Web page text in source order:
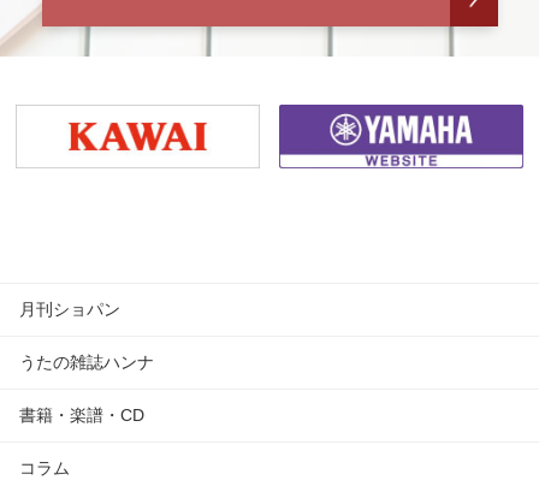
月刊ショパン
うたの雑誌ハンナ
書籍・楽譜・CD
コラム